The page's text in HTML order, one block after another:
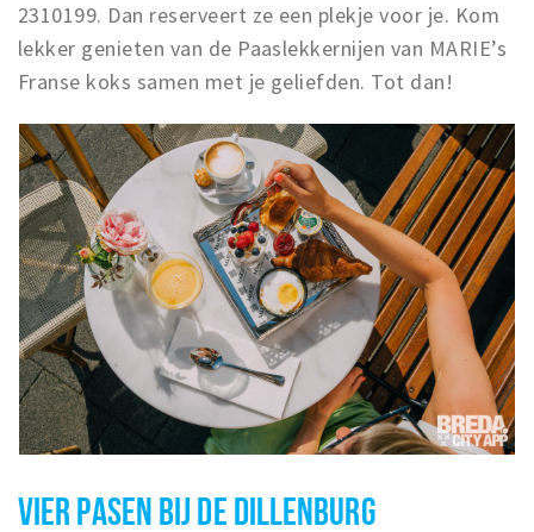
2310199. Dan reserveert ze een plekje voor je. Kom
lekker genieten van de Paaslekkernijen van MARIE’s
Franse koks samen met je geliefden. Tot dan!
VIER PASEN BIJ DE DILLENBURG